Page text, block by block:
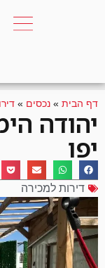
דף הבית » נכסים »
יפו
דירות למכירה